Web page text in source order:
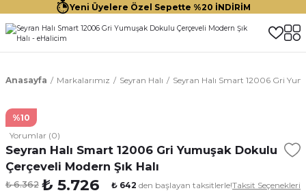
Yeni Üyelere Özel Sepette %20 İNDİRİM
Anasayfa Markalarımız Seyran Halı Seyran Halı Smart 12006 Gri
%10
Yorumlar (0)
Seyran Halı Smart 12006 Gri Yumuşak Dokulu
Çerçeveli Modern Şık Halı
₺ 6.362 ₺ 5.726 ₺ 642 den başlayan taksitlerle!Taksit Seçenekleri